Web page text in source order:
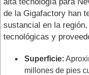
de la Gigafactory han
sustancial en la
tecnológicas y
Superficie:
millones de pies